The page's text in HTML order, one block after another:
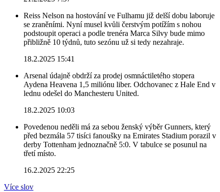
Reiss Nelson na hostování ve Fulhamu již delší dobu laboruje
se zraněními. Nyní musel kvůli čerstvým potížím s nohou
podstoupit operaci a podle trenéra Marca Silvy bude mimo
přibližně 10 týdnů, tuto sezónu už si tedy nezahraje.
18.2.2025 15:41
Arsenal údajně obdrží za prodej osmnáctiletého stopera
Aydena Heavena 1,5 miliónu liber. Odchovanec z Hale End v
lednu odešel do Manchesteru United.
18.2.2025 10:03
Povedenou neděli má za sebou ženský výběr Gunners, který
před bezmála 57 tisíci fanoušky na Emirates Stadium porazil v
derby Tottenham jednoznačně 5:0. V tabulce se posunul na
třetí místo.
16.2.2025 22:25
Více slov